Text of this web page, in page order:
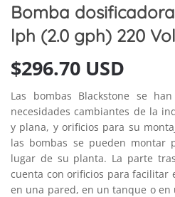
Bomba
lph (2.0 gph) 220
$296.70 USD
Las bombas Blackstone se
necesidades cambiantes de la
y plana, y orificios para su
las bombas se pueden montar
lugar de su planta. La parte
cuenta con orificios para facilitar
en una pared, en un tanque o